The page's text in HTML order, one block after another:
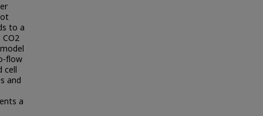
to a
flow
cell
and
a